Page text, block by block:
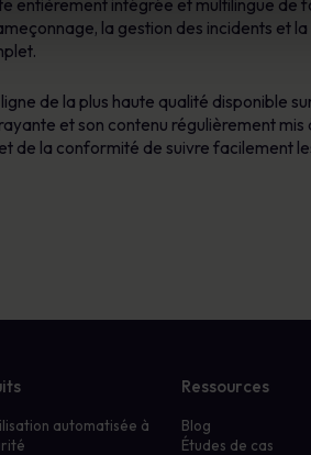
entièrement intégrée et multilingue
la gestion des incidents
de la plus haute qualité disponible
et son contenu régulièrement
la conformité de suivre facilement
automatisée à
Ressources
Blog
Études de cas